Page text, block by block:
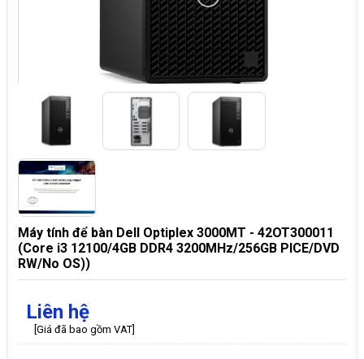
Máy tính để bàn Dell Optiplex 3000MT - 42OT300011
(Core i3 12100/4GB DDR4 3200MHz/256GB PICE/DVD
RW/No OS))
Liên hệ
[Giá đã bao gồm VAT]